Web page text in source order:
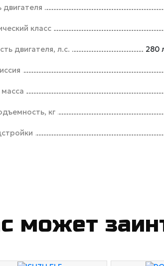
класс
двигателя, л.с. 280
кг
может